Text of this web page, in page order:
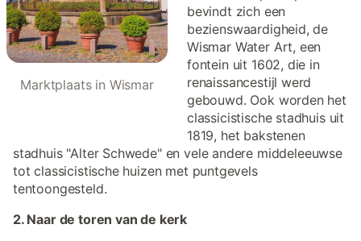
Marktplaats in Wismar
bevindt zich een
bezienswaardigheid, de
Wismar Water Art, een
fontein uit 1602, die in
renaissancestijl werd
gebouwd. Ook worden het
classicistische stadhuis uit
1819, het bakstenen
stadhuis "Alter Schwede" en vele andere middeleeuwse
tot classicistische huizen met puntgevels
tentoongesteld.
2. Naar de toren van de kerk